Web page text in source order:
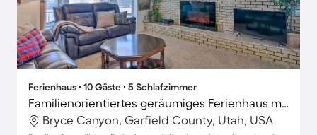
Ferienhaus ∙ 10 Gäste ∙ 5 Schlafzimmer
Familienorientiertes geräumiges Ferienhaus mit Terrasse und Grill | Bergblick
Bryce Canyon, Garfield County, Utah, USA